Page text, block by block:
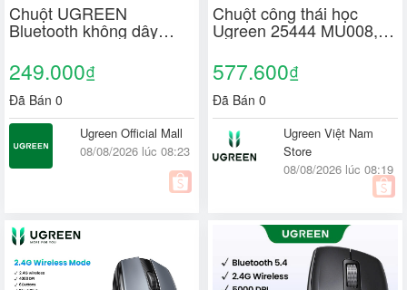
Chuột UGREEN
Bluetooth không dây
2.4G và 5G Mô hình kép
Chuột im lặng 4000 DPI
Tay trái phải cho máy
tính bảng MacBook Máy
tính xách tay PC
249.000₫
Đã Bán 0
Ugreen Official Mall
08/08/2026 lúc 08:23
Chuột công thái học
Ugreen 25444 MU008,
Bluetooth 5.0 + USB
2.4GHz, DPI
1000/1600/2000/4000
Pin AA
577.600₫
Đã Bán 0
Ugreen Việt Nam
Store
08/08/2026 lúc 08:19